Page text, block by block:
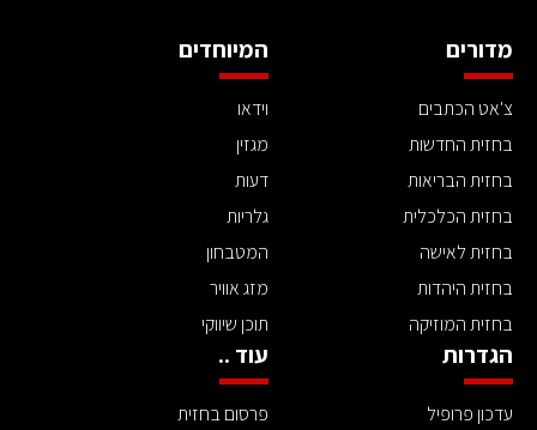
מדורים
צ'אט הכתבים
בחזית החדשות
בחזית הבריאות
בחזית הכלכלית
בחזית לאישה
בחזית היהדות
בחזית המוזיקה
המיוחדים
וידאו
מגזין
דעות
גלריות
המטבחון
מזג אוויר
תוכן שיווקי
הגדרות
עדכון פרופיל
עוד ..
פרסום בחזית